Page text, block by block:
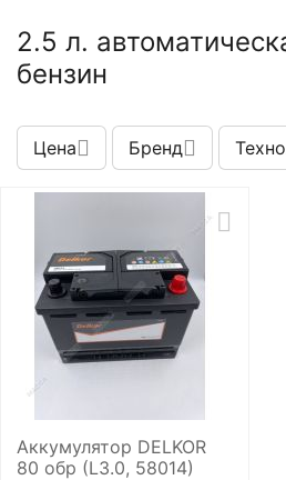
2.5 л.
бензин
Цена Бренд
Аккумулятор DELKOR
80 обр (L3.0, 58014)